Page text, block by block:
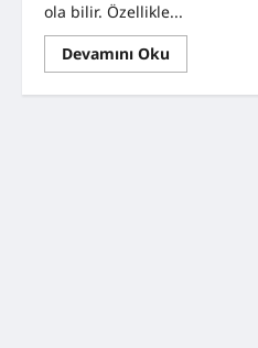
ola bilir. Özellikle...
Devamını Oku
more
Bebeğinizin